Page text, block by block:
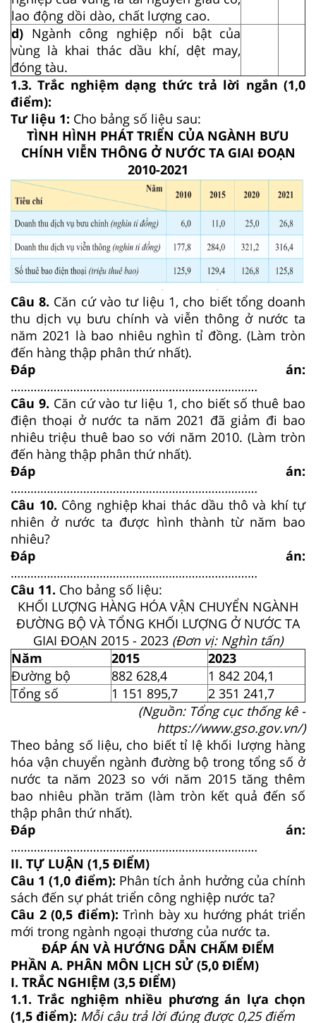
lao động dồi dào, chất lượng cao.
d) Ngành công nghiệp nổi bật của
vùng là khai thác dầu khí, dệt may,
đóng tàu.
1.3. Trắc nghiệm dạng thức trả lời ngắn (1,0
điểm):
Tư liệu 1: Cho bảng số liệu sau:
TÌNH HÌNH PHÁT TRIỂN CỦA NGÀNH BƯU
CHÍNH VIỄN THÔNG Ở NƯỚC TA GIAI ĐOẠN
2010-2021
Câu 8. Căn cứ vào tư liệu 1, cho biết tổng doanh
thu dịch vụ bưu chính và viễn thông ở nước ta
năm 2021 là bao nhiêu nghìn tỉ đồng. (Làm tròn
đến hàng thập phân thứ nhất).
Đáp án:
…………………………………………………………………
Câu 9. Căn cứ vào tư liệu 1, cho biết số thuê bao
điện thoại ở nước ta năm 2021 đã giảm đi bao
nhiêu triệu thuê bao so với năm 2010. (Làm tròn
đến hàng thập phân thứ nhất).
Đáp án:
…………………………………………………………………
Câu 10. Công nghiệp khai thác dầu thô và khí tự
nhiên ở nước ta được hình thành từ năm bao
nhiêu?
Đáp án:
…………………………………………………………………
Câu 11. Cho bảng số liệu:
KHỐI LƯỢNG HÀNG HÓA VẬN CHUYỂN NGÀNH
ĐƯỜNG BỘ VÀ TỔNG KHỐI LƯỢNG Ở NƯỚC TA
GIAI ĐOẠN 2015 - 2023 (Đơn vị: Nghìn tấn)
Năm
2015
2023
Đường bộ
882 628,4
1 842 204,1
Tổng số
1 151 895,7
2 351 241,7
(Nguồn: Tổng cục thống kê -
https://www.gso.gov.vn/)
Theo bảng số liệu, cho biết tỉ lệ khối lượng hàng
hóa vận chuyển ngành đường bộ trong tổng số ở
nước ta năm 2023 so với năm 2015 tăng thêm
bao nhiêu phần trăm (làm tròn kết quả đến số
thập phân thứ nhất).
Đáp án:
…………………………………………………………………
II. TỰ LUẬN (1,5 ĐIỂM)
Câu 1 (1,0 điểm): Phân tích ảnh hưởng của chính
sách đến sự phát triển công nghiệp nước ta?
Câu 2 (0,5 điểm): Trình bày xu hướng phát triển
mới trong ngành ngoại thương của nước ta.
ĐÁP ÁN VÀ HƯỚNG DẪN CHẤM ĐIỂM
PHẦN A. PHÂN MÔN LỊCH SỬ (5,0 ĐIỂM)
I. TRẮC NGHIỆM (3,5 ĐIỂM)
1.1. Trắc nghiệm nhiều phương án lựa chọn
(1,5 điểm): Mỗi câu trả lời đúng được 0,25 điểm